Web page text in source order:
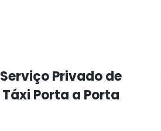
Serviço Privado de
Táxi Porta a Porta